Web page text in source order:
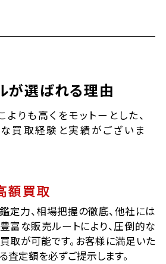
が選ばれる理由
よりも高くをモットーとした、
買取経験と実績がございま
額買取
定力、相場把握の徹底、他社には
富な販売ルートにより、圧倒的な
取が可能です。お客様に満足いた
査定額を必ずご提示します。